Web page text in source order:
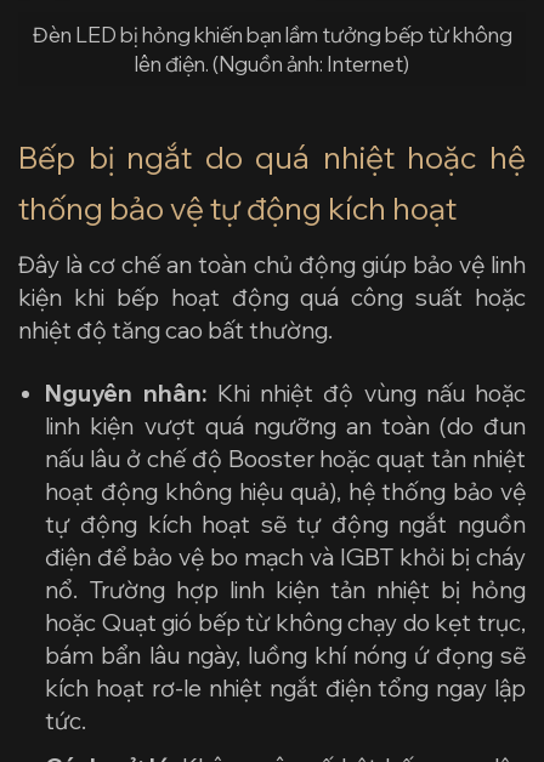
Đèn LED bị hỏng khiến bạn lầm tưởng bếp từ không
lên điện. (Nguồn ảnh: Internet)
Bếp bị ngắt do quá nhiệt hoặc hệ
thống bảo vệ tự động kích hoạt
Đây là cơ chế an toàn chủ động giúp bảo vệ linh
kiện khi bếp hoạt động quá công suất hoặc
nhiệt độ tăng cao bất thường.
Nguyên nhân: Khi nhiệt độ vùng nấu hoặc
linh kiện vượt quá ngưỡng an toàn (do đun
nấu lâu ở chế độ Booster hoặc quạt tản nhiệt
hoạt động không hiệu quả), hệ thống bảo vệ
tự động kích hoạt sẽ tự động ngắt nguồn
điện để bảo vệ bo mạch và IGBT khỏi bị cháy
nổ. Trường hợp linh kiện tản nhiệt bị hỏng
hoặc Quạt gió bếp từ không chạy do kẹt trục,
bám bẩn lâu ngày, luồng khí nóng ứ đọng sẽ
kích hoạt rơ-le nhiệt ngắt điện tổng ngay lập
tức.